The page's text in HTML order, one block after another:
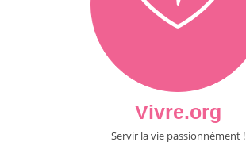
Vivre.org
Servir la vie passionnément !